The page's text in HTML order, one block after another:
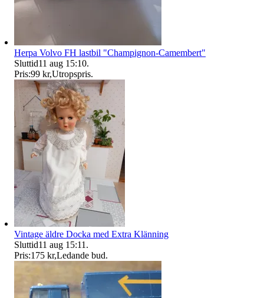
Herpa Volvo FH lastbil "Champignon-Camembert"
Sluttid11 aug 15:10.
Pris:99 kr,Utropspris.
Vintage äldre Docka med Extra Klänning
Sluttid11 aug 15:11 .
Pris:175 kr,Ledande bud.